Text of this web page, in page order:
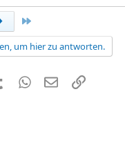
um hier zu antworten.
Tumblr WhatsApp
E-MailLink